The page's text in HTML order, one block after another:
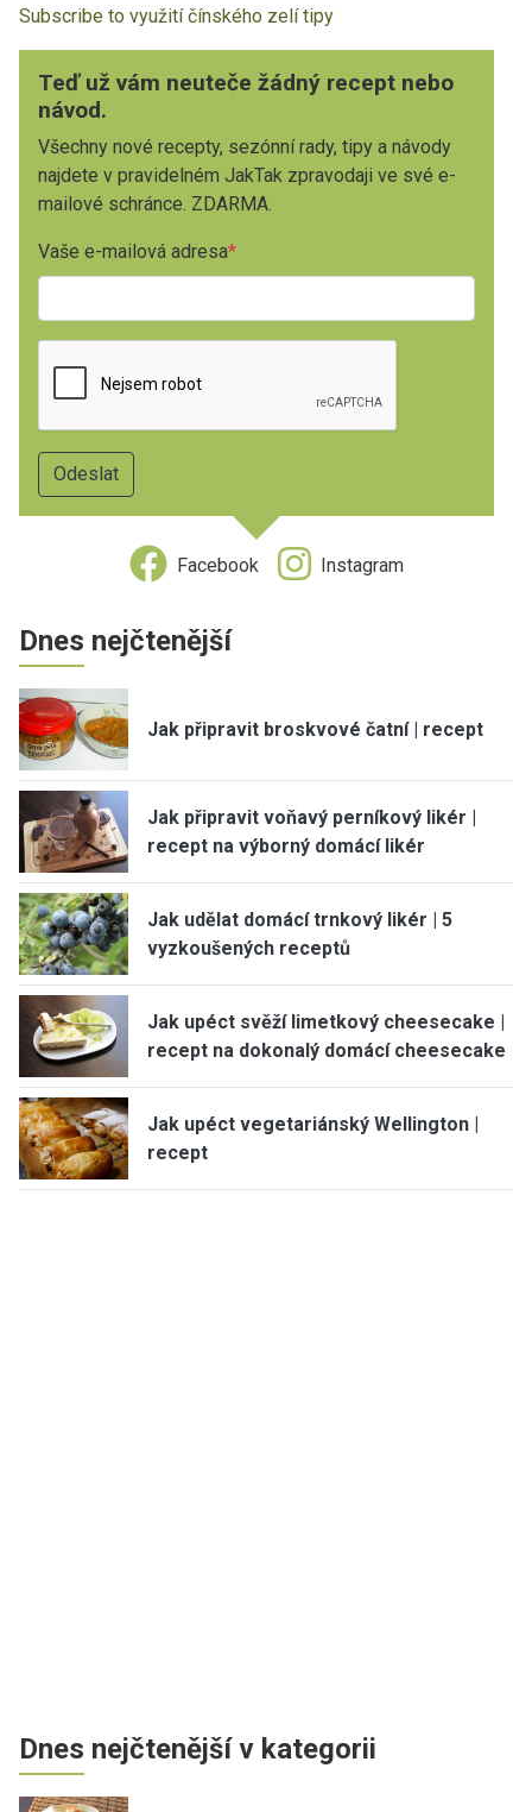
Subscribe to využití čínského zelí tipy
Teď už vám neuteče žádný recept nebo
návod.
Všechny nové recepty, sezónní rady, tipy a návody
najdete v pravidelném JakTak zpravodaji ve své e-
mailové schránce. ZDARMA.
Vaše e-mailová adresa
Facebook Instagram
Dnes nejčtenější
Jak připravit broskvové čatní | recept
Jak připravit voňavý perníkový likér |
recept na výborný domácí likér
Jak udělat domácí trnkový likér | 5
vyzkoušených receptů
Jak upéct svěží limetkový cheesecake |
recept na dokonalý domácí cheesecake
Jak upéct vegetariánský Wellington |
recept
Dnes nejčtenější v kategorii